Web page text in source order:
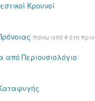
Κρουνοί
πάνω από 4 έτη πριν
από Περιουσιολόγιο